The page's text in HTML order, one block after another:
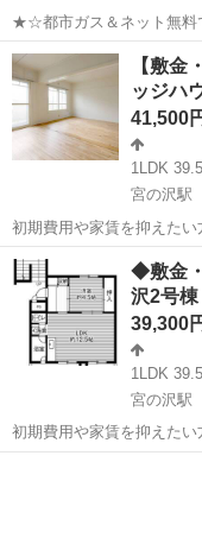
★☆都市ガス＆ネット無料
北海道 札幌市 南平
【敷金
ッジハ
41,500
1LDK
宮の沢駅
初期費用や家賃を抑えた
ーレント1ヶ月＋最大3万
鍵交換手数料0円！※契約
がございます。つくし幼
北海道 札幌市 宮の
◆敷金
沢2号
39,300
1LDK
宮の沢駅
初期費用や家賃を抑えた
ーレント1ヶ月＋最大3万